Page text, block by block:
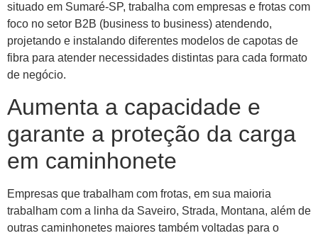
situado em Sumaré-SP, trabalha com empresas e frotas com
foco no setor B2B (business to business) atendendo,
projetando e instalando diferentes modelos de capotas de
fibra para atender necessidades distintas para cada formato
de negócio.
Aumenta a capacidade e
garante a proteção da carga
em caminhonete
Empresas que trabalham com frotas, em sua maioria
trabalham com a linha da Saveiro, Strada, Montana, além de
outras caminhonetes maiores também voltadas para o